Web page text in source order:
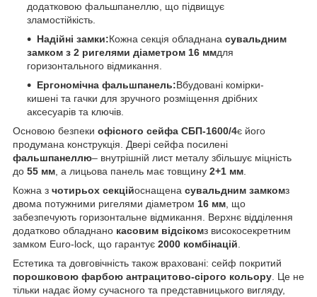
додатковою фальшпанеллю, що підвищує
зламостійкість.
Надійні замки:Кожна секція обладнана сувальдним
замком з 2 ригелями діаметром 16 ммдля
горизонтального відмикання.
Ергономічна фальшпанель:Вбудовані комірки-
кишені та гачки для зручного розміщення дрібних
аксесуарів та ключів.
Основою безпеки офісного сейфа CБП-1600/4є його
продумана конструкція. Двері сейфа посилені
фальшпанеллю– внутрішній лист металу збільшує міцність
до 55 мм, а лицьова панель має товщину 2+1 мм.
Кожна з чотирьох секційоснащена сувальдним замкомз
двома потужними ригелями діаметром 16 мм, що
забезпечують горизонтальне відмикання. Верхнє відділення
додатково обладнано касовим відсікомз високосекретним
замком Euro-lock, що гарантує 2000 комбінацій.
Естетика та довговічність також враховані: сейф покритий
порошковою фарбою антрацитово-сірого кольору. Це не
тільки надає йому сучасного та представницького вигляду,